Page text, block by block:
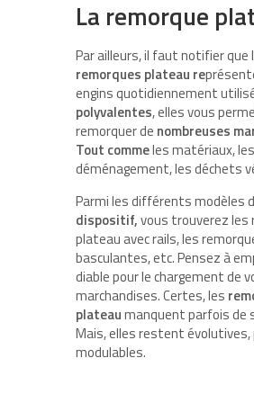
La remorque
Par ailleurs, il faut notifier que
remorques plateau re
engins quotidiennement
polyvalentes, elles vous
remorquer de nombreuses
Tout commeles matériaux,
déménagement, les déchets
Parmi les différents modèles
dispositif,vous trouverez les
plateau avec rails, les
basculantes, etc. Pensez à
diable pour le chargement de
marchandises. Certes, les
plateaumanquent parfois de
Mais, elles restent
modulables.